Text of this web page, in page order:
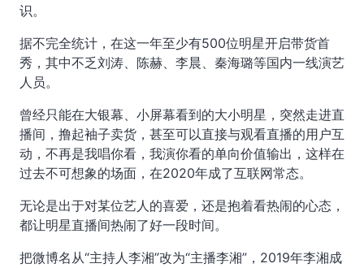
识。
据不完全统计，在这一年至少有500位明星开启带货首
秀，其中不乏刘涛、陈赫、李晨、秦海璐等国内一线演艺
人员。
曾经只能在大银幕、小屏幕看到的大小明星，突然走进直
播间，撸起袖子卖货，甚至可以直接与观看直播的用户互
动，不再是我唱你看，我演你看的单向价值输出，这样在
过去不可想象的场面，在2020年成了互联网常态。
无论是出于对某位艺人的喜爱，还是抱着看热闹的心态，
都让明星直播间热闹了好一段时间。
把微博名从“主持人李湘”改为“主播李湘”，2019年李湘成